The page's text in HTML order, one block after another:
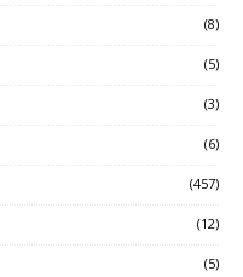
(8)
(5)
(3)
(6)
(457)
(12)
(5)